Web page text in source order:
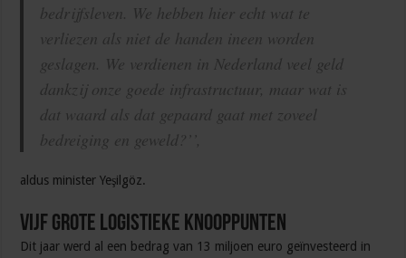
bedrijfsleven. We hebben hier echt wat te
verliezen als niet de handen ineen worden
geslagen. We verdienen in Nederland veel geld
dankzij onze goede infrastructuur, maar wat is
dat waard als dat gepaard gaat met zoveel
bedreiging en geweld?’’,
aldus minister Yeşilgöz.
Vijf grote logistieke knooppunten
Dit jaar werd al een bedrag van 13 miljoen euro geïnvesteerd in